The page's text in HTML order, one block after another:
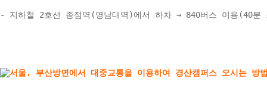
- 지하철 2호선 종점역(영남대역)에서 하차 → 840버스 이용(40